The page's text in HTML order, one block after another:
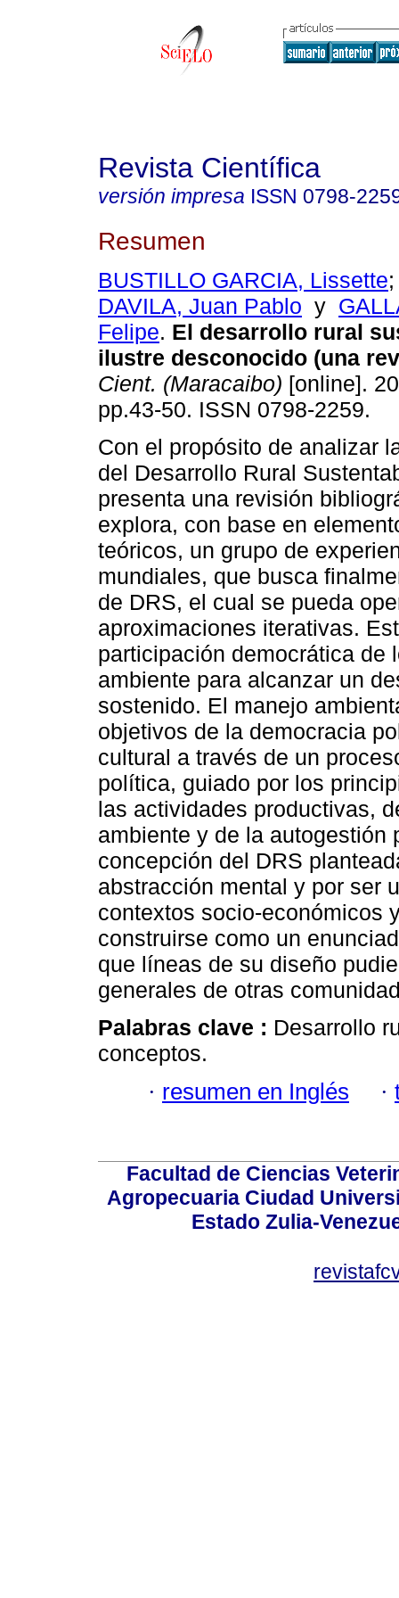
Revista Científica
versión impresa ISSN 0798-
Resumen
BUSTILLO GARCIA, Lissette
DAVILA, Juan Pablo y
Felipe. El desarrollo rural
ilustre desconocido (una
Cient. (Maracaibo) [online].
pp.43-50. ISSN 0798-2259.
Con el propósito de analizar
del Desarrollo Rural
presenta una revisión
explora, con base en
teóricos, un grupo de
mundiales, que busca
de DRS, el cual se pueda
aproximaciones iterativas.
participación democrática de
ambiente para alcanzar un
sostenido. El manejo
objetivos de la democracia
cultural a través de un
política, guiado por los
las actividades productivas,
ambiente y de la autogestión
concepción del DRS
abstracción mental y por ser
contextos socio-económicos
construirse como un
que líneas de su diseño
generales de otras
Palabras clave : Desarrollo
conceptos.
· resumen en Inglés ·
Facultad de Ciencias
Agropecuaria Ciudad
Estado Zulia-